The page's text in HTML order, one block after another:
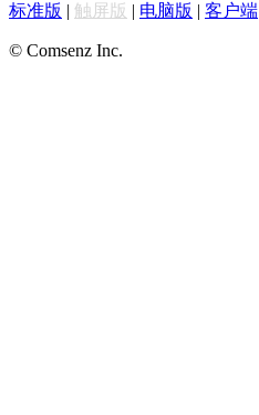
标准版 | 触屏版 | 电脑版 | 客户端
© Comsenz Inc.